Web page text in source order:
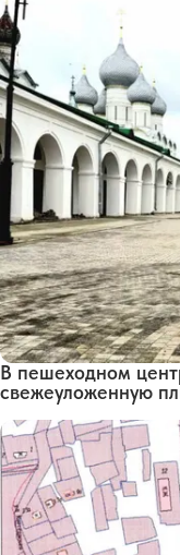
В пешеходном
свежеуложенную